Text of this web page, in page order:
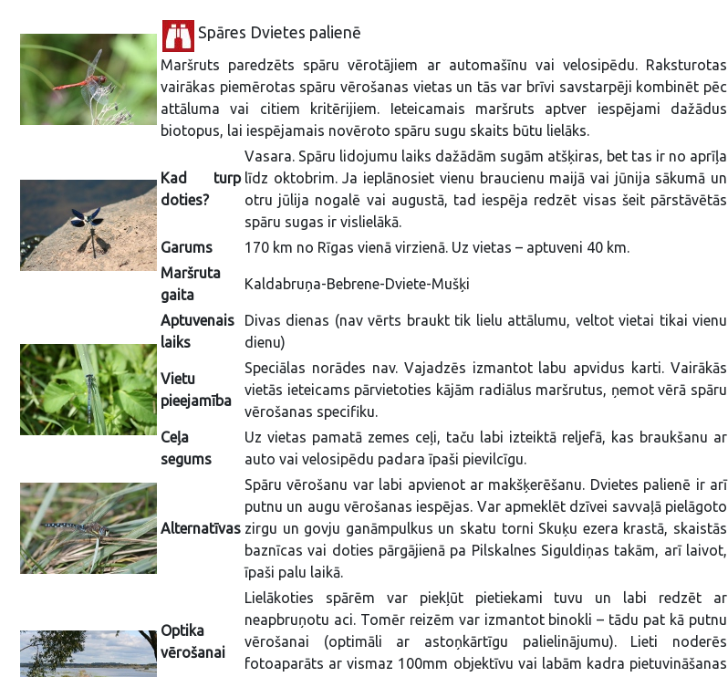
Spāres Dvietes palienē
Maršruts paredzēts spāru vērotājiem ar automašīnu vai velosipēdu. Raksturotas
vairākas piemērotas spāru vērošanas vietas un tās var brīvi savstarpēji kombinēt pēc
attāluma vai citiem kritērijiem. Ieteicamais maršruts aptver iespējami dažādus
biotopus, lai iespējamais novēroto spāru sugu skaits būtu lielāks.
Kad turp
doties?
Vasara. Spāru lidojumu laiks dažādām sugām atšķiras, bet tas ir no aprīļa
līdz oktobrim. Ja ieplānosiet vienu braucienu maijā vai jūnija sākumā un
otru jūlija nogalē vai augustā, tad iespēja redzēt visas šeit pārstāvētās
spāru sugas ir vislielākā.
Garums
170 km no Rīgas vienā virzienā. Uz vietas – aptuveni 40 km.
Maršruta
gaita
Kaldabruņa-Bebrene-Dviete-Mušķi
Aptuvenais
laiks
Divas dienas (nav vērts braukt tik lielu attālumu, veltot vietai tikai vienu
dienu)
Vietu
pieejamība
Speciālas norādes nav. Vajadzēs izmantot labu apvidus karti. Vairākās
vietās ieteicams pārvietoties kājām radiālus maršrutus, ņemot vērā spāru
vērošanas specifiku.
Ceļa
segums
Uz vietas pamatā zemes ceļi, taču labi izteiktā reljefā, kas braukšanu ar
auto vai velosipēdu padara īpaši pievilcīgu.
Alternatīvas
Spāru vērošanu var labi apvienot ar makšķerēšanu. Dvietes palienē ir arī
putnu un augu vērošanas iespējas. Var apmeklēt dzīvei savvaļā pielāgoto
zirgu un govju ganāmpulkus un skatu torni Skuķu ezera krastā, skaistās
baznīcas vai doties pārgājienā pa Pilskalnes Siguldiņas takām, arī laivot,
īpaši palu laikā.
Optika
vērošanai
Lielākoties spārēm var piekļūt pietiekami tuvu un labi redzēt ar
neapbruņotu aci. Tomēr reizēm var izmantot binokli – tādu pat kā putnu
vērošanai (optimāli ar astoņkārtīgu palielinājumu). Lieti noderēs
fotoaparāts ar vismaz 100mm objektīvu vai labām kadra pietuvināšanas